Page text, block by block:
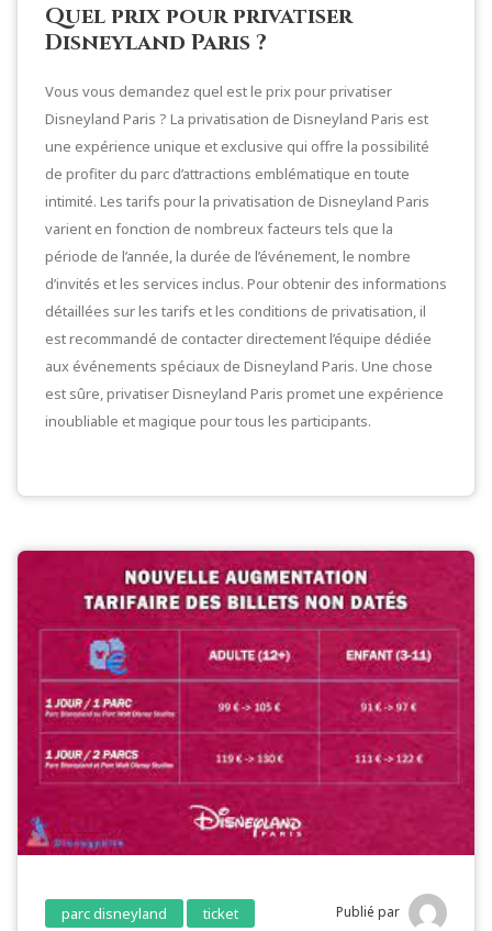
Quel prix pour privatiser
Disneyland Paris ?
Vous vous demandez quel est le prix pour privatiser
Disneyland Paris ? La privatisation de Disneyland Paris est
une expérience unique et exclusive qui offre la possibilité
de profiter du parc d’attractions emblématique en toute
intimité. Les tarifs pour la privatisation de Disneyland Paris
varient en fonction de nombreux facteurs tels que la
période de l’année, la durée de l’événement, le nombre
d’invités et les services inclus. Pour obtenir des informations
détaillées sur les tarifs et les conditions de privatisation, il
est recommandé de contacter directement l’équipe dédiée
aux événements spéciaux de Disneyland Paris. Une chose
est sûre, privatiser Disneyland Paris promet une expérience
inoubliable et magique pour tous les participants.
parc disneyland ticket Publié par